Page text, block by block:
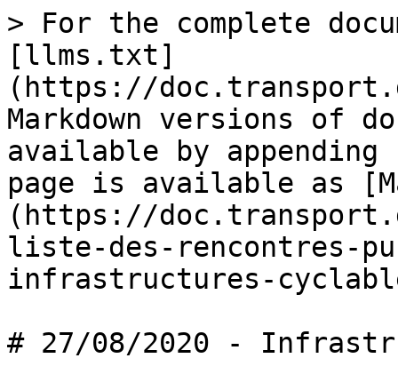
> For the complete
[llms.txt]
(https://
Markdown versions of
available by
page is available as
(https://
liste-des-rencontres-
infrastructures-
# 27/08/2020 -